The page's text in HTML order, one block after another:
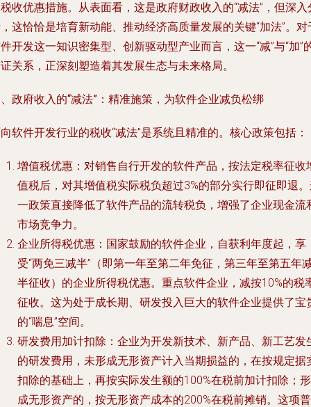
收优惠措施。从表面看，这是政府财政收入的“减法”，但深入
这恰恰是培育新动能、推动经济高质量发展的关键“加法”。对
开发这一知识密集型、创新驱动型产业而言，这一“减”与“加”
关系，正深刻塑造着其发展生态与未来格局。
政府收入的“减法”：精准施策，为软件企业减负松绑
软件开发行业的税收“减法”是系统且精准的。核心政策包括：
增值税优惠 ：对销售自行开发的软件产品，按法定税率征收
值税后，对其增值税实际税负超过3%的部分实行即征即退
一政策直接降低了软件产品的流转税负，增强了企业现金流
市场竞争力。
企业所得税优惠 ：国家鼓励的软件企业，自获利年度起，享
受“两免三减半”（即第一年至第二年免征，第三年至第五年
半征收）的企业所得税优惠。重点软件企业，减按10%的税
征收。这为处于成长期、研发投入巨大的软件企业提供了宝
的“喘息”空间。
研发费用加计扣除 ：企业为开发新技术、新产品、新工艺发
的研发费用，未形成无形资产计入当期损益的，在按规定据
扣除的基础上，再按实际发生额的100%在税前加计扣除；形
成无形资产的，按无形资产成本的200%在税前摊销。这项普